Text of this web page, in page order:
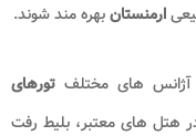
ارمنستانبهره مند شوند.
های مختلف تورهای
هتل های معتبر، بلیط رفت